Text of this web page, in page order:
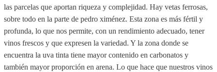
las parcelas que aportan riqueza y complejidad. Hay vetas ferrosas,
sobre todo en la parte de pedro ximénez. Esta zona es más fértil y
profunda, lo que nos permite, con un rendimiento adecuado, tener
vinos frescos y que expresen la variedad. Y la zona donde se
encuentra la uva tinta tiene mayor contenido en carbonatos y
también mayor proporción en arena. Lo que hace que nuestros vinos